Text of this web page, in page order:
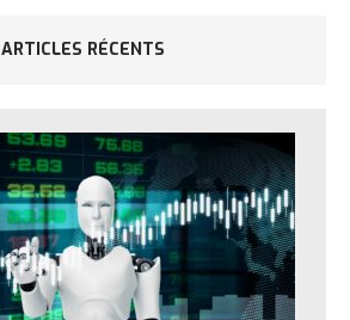
ARTICLES RÉCENTS